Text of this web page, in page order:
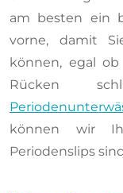
am besten ein
vorne, damit
können, egal
Rücken
können wir
Periodenslips